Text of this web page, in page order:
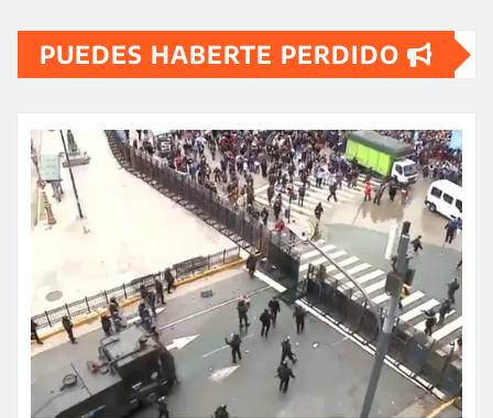
PUEDES HABERTE PERDIDO